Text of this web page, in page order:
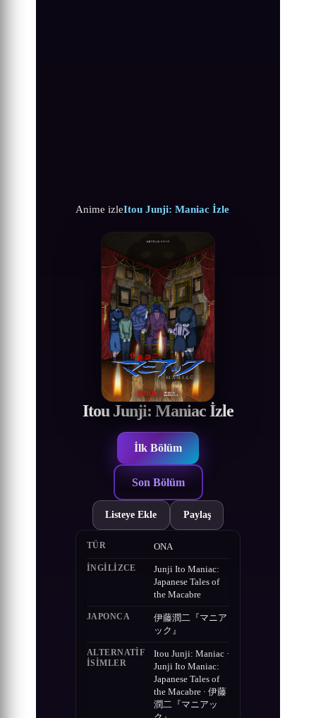
Anime izleItou Junji: Maniac İzle
Itou Junji: Maniac İzle
İlk Bölüm
Son Bölüm
Listeye Ekle Paylaş
TÜR ONA
İNGILIZCE
Junji Ito Maniac:
Japanese Tales of
the Macabre
JAPONCA
伊藤潤二『マニア
ック』
ALTERNATIF
ISIMLER
Itou Junji: Maniac ·
Junji Ito Maniac:
Japanese Tales of
the Macabre · 伊藤
潤二『マニアッ